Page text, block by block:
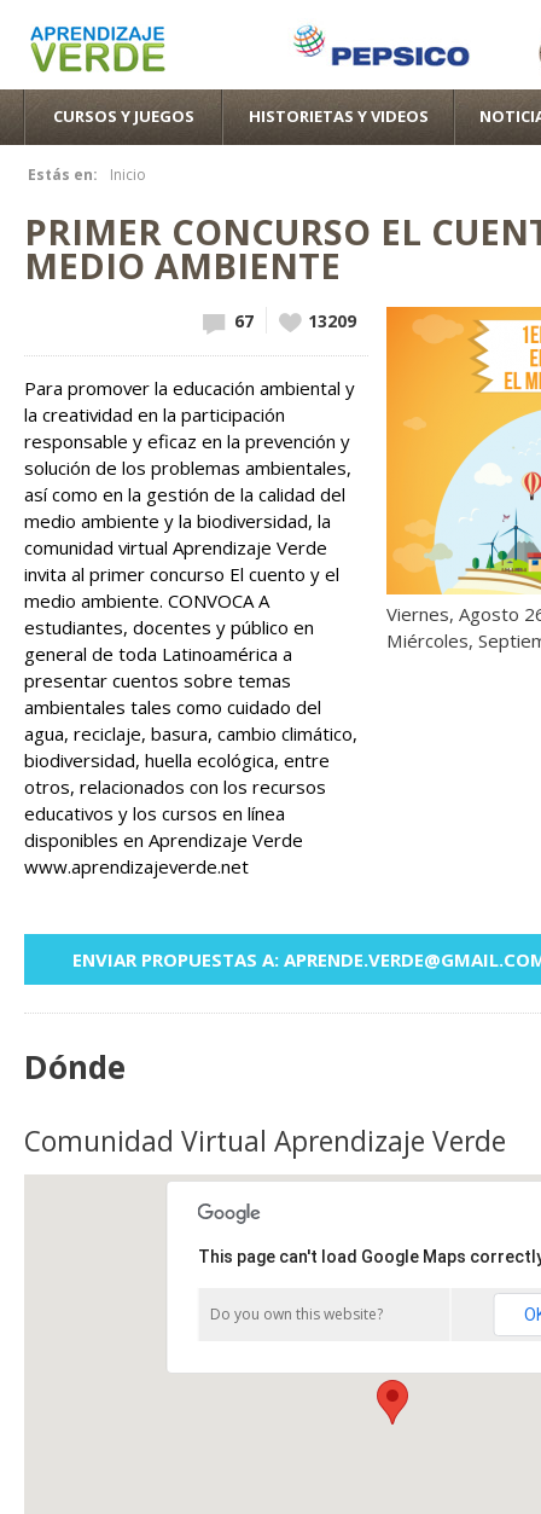
CURSOS Y JUEGOS HISTORIETAS Y VIDEOS
Estás en:
Se encuentra usted aquí
Inicio
PRIMER CONCURSO EL
MEDIO AMBIENTE
13209
Vote up!
67
Para promover la educación ambiental y
la creatividad en la participación
responsable y eficaz en la prevención y
solución de los problemas ambientales,
así como en la gestión de la calidad del
medio ambiente y la biodiversidad, la
comunidad virtual Aprendizaje Verde
invita al primer concurso El cuento y el
medio ambiente. CONVOCA A
estudiantes, docentes y público en
general de toda Latinoamérica a
presentar cuentos sobre temas
ambientales tales como cuidado del
agua, reciclaje, basura, cambio climático,
biodiversidad, huella ecológica, entre
otros, relacionados con los recursos
educativos y los cursos en línea
disponibles en Aprendizaje Verde
www.aprendizajeverde.net
Viernes, Agosto
Miércoles,
ENVIAR PROPUESTAS A:
Dónde
Comunidad Virtual Aprendizaje Verde
This page can't load Google Maps
Do you own this website?